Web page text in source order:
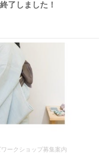
了しました！
ークショップ募集案内